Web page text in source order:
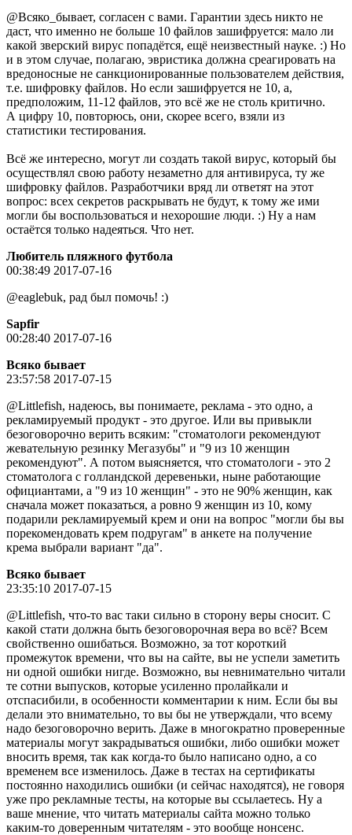
@Всяко_бывает, согласен с вами. Гарантии здесь никто не
даст, что именно не больше 10 файлов зашифруется: мало ли
какой зверский вирус попадётся, ещё неизвестный науке. :) Но
и в этом случае, полагаю, эвристика должна среагировать на
вредоносные не санкционированные пользователем действия,
т.е. шифровку файлов. Но если зашифруется не 10, а,
предположим, 11-12 файлов, это всё же не столь критично.
А цифру 10, повторюсь, они, скорее всего, взяли из
статистики тестирования.
Всё же интересно, могут ли создать такой вирус, который бы
осуществлял свою работу незаметно для антивируса, ту же
шифровку файлов. Разработчики вряд ли ответят на этот
вопрос: всех секретов раскрывать не будут, к тому же ими
могли бы воспользоваться и нехорошие люди. :) Ну а нам
остаётся только надеяться. Что нет.
Любитель пляжного футбола
00:38:49 2017-07-16
@eaglebuk, рад был помочь! :)
Sapfir
00:28:40 2017-07-16
Всяко бывает
23:57:58 2017-07-15
@Littlefish, надеюсь, вы понимаете, реклама - это одно, а
рекламируемый продукт - это другое. Или вы привыкли
безоговорочно верить всяким: "стоматологи рекомендуют
жевательную резинку Мегазубы" и "9 из 10 женщин
рекомендуют". А потом выясняется, что стоматологи - это 2
стоматолога с голландской деревеньки, ныне работающие
официантами, а "9 из 10 женщин" - это не 90% женщин, как
сначала может показаться, а ровно 9 женщин из 10, кому
подарили рекламируемый крем и они на вопрос "могли бы вы
порекомендовать крем подругам" в анкете на получение
крема выбрали вариант "да".
Всяко бывает
23:35:10 2017-07-15
@Littlefish, что-то вас таки сильно в сторону веры сносит. С
какой стати должна быть безоговорочная вера во всё? Всем
свойственно ошибаться. Возможно, за тот короткий
промежуток времени, что вы на сайте, вы не успели заметить
ни одной ошибки нигде. Возможно, вы невнимательно читали
те сотни выпусков, которые усиленно пролайкали и
отспасибили, в особенности комментарии к ним. Если бы вы
делали это внимательно, то вы бы не утверждали, что всему
надо безоговорочно верить. Даже в многократно проверенные
материалы могут закрадываться ошибки, либо ошибки может
вносить время, так как когда-то было написано одно, а со
временем все изменилось. Даже в тестах на сертификаты
постоянно находились ошибки (и сейчас находятся), не говоря
уже про рекламные тесты, на которые вы ссылаетесь. Ну а
ваше мнение, что читать материалы сайта можно только
каким-то доверенным читателям - это вообще нонсенс.